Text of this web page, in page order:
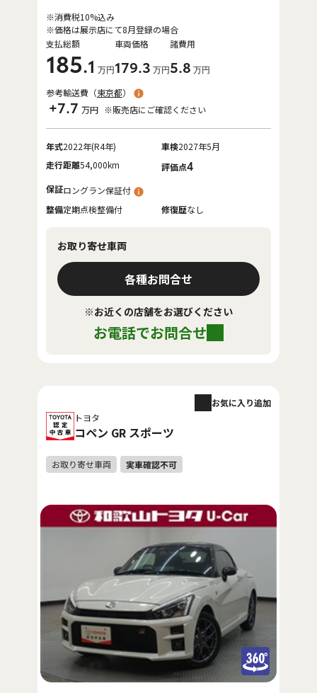
支払総額
185.1 万円
車両価格
179.3 万円
諸費用
5.8 万円
※消費税10%込み
※価格は展示店にて8月登録の場合
参考輸送費（東京都）
+7.7 万円 ※販売店にご確認ください
年式2022年(R4年) 車検2027年5月
走行距離54,000km 評価点4
保証ロングラン保証付
整備定期点検整備付 修復歴なし
お取り寄せ車両
各種お問合せ
※お近くの店舗をお選びください
お電話でお問合せ
トヨタ
コペン GR スポーツ
お気に入り追加